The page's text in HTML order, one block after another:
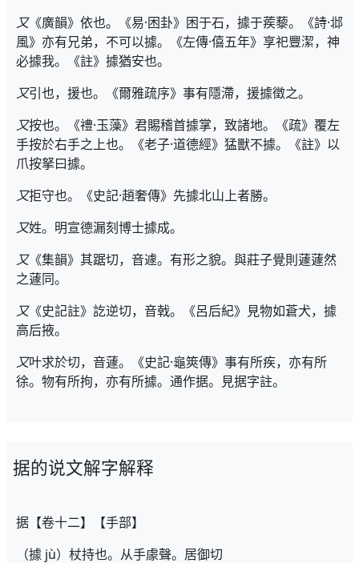
又《廣韻》依也。《易·困卦》困于石，據于蒺藜。《詩·邶
風》亦有兄弟，不可以據。《左傳·僖五年》享祀豐潔，神
必據我。《註》據猶安也。
又引也，援也。《爾雅疏序》事有隱滯，援據徵之。
又按也。《禮·玉藻》君賜稽首據掌，致諸地。《疏》覆左
手按於右手之上也。《老子·道德經》猛獸不據。《註》以
爪按拏曰據。
又拒守也。《史記·趙奢傳》先據北山上者勝。
又姓。明宣德漏刻博士據成。
又《集韻》其踞切，音遽。有形之貌。與莊子覺則蘧蘧然
之蘧同。
又《史記註》訖逆切，音戟。《呂后紀》見物如蒼犬，據
高后掖。
又叶求於切，音蘧。《史記·龜筴傳》事有所疾，亦有所
徐。物有所拘，亦有所據。通作据。見据字註。
据的说文解字解释
据【卷十二】【手部】
（據 jù）杖持也。从手豦聲。居御切